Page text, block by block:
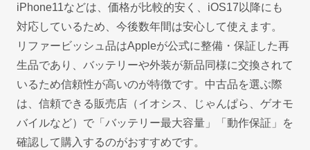
iPhone11などは、価格が比較的安く、iOS17以降にも
対応しているため、今後数年間は安心して使えます。
リファービッシュ品はAppleが公式に整備・保証した再
生品であり、バッテリーや外装が新品同様に交換されて
いるため信頼性が高いのが特徴です。中古品を選ぶ際
は、信頼できる販売店（イオシス、じゃんぱら、ゲオモ
バイルなど）で「バッテリー最大容量」「動作保証」を
確認して購入するのがおすすめです。